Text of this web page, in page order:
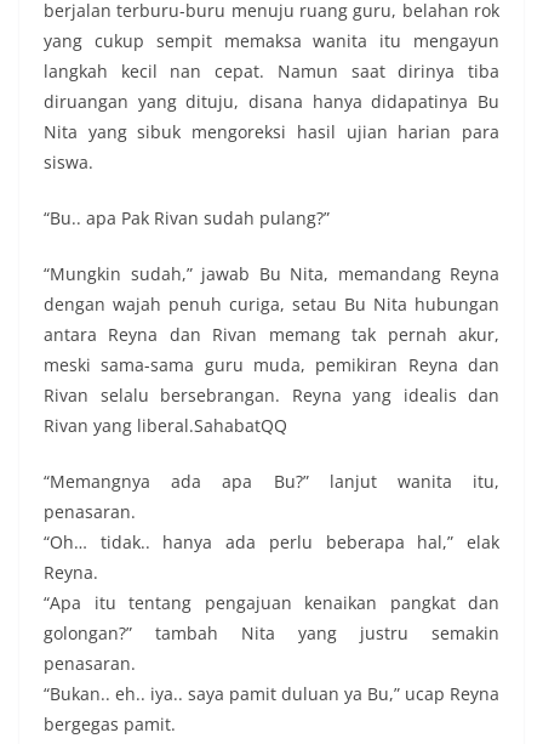
berjalan terburu-buru menuju ruang guru, belahan rok
yang cukup sempit memaksa wanita itu mengayun
langkah kecil nan cepat. Namun saat dirinya tiba
diruangan yang dituju, disana hanya didapatinya Bu
Nita yang sibuk mengoreksi hasil ujian harian para
siswa.
“Bu.. apa Pak Rivan sudah pulang?”
“Mungkin sudah,” jawab Bu Nita, memandang Reyna
dengan wajah penuh curiga, setau Bu Nita hubungan
antara Reyna dan Rivan memang tak pernah akur,
meski sama-sama guru muda, pemikiran Reyna dan
Rivan selalu bersebrangan. Reyna yang idealis dan
Rivan yang liberal.SahabatQQ
“Memangnya ada apa Bu?” lanjut wanita itu,
penasaran.
“Oh… tidak.. hanya ada perlu beberapa hal,” elak
Reyna.
“Apa itu tentang pengajuan kenaikan pangkat dan
golongan?” tambah Nita yang justru semakin
penasaran.
“Bukan.. eh.. iya.. saya pamit duluan ya Bu,” ucap Reyna
bergegas pamit.